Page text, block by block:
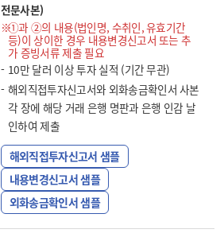
전문사본)
①과 ②의 내용(법인명, 수취인, 유효기간
등)이 상이한 경우 내용변경신고서 또는 추
가 증빙서류 제출 필요
10만 달러 이상 투자 실적 (기간 무관)
해외직접투자신고서와 외화송금확인서 사본
각 장에 해당 거래 은행 명판과 은행 인감 날
인하여 제출
해외직접투자신고서 샘플
내용변경신고서 샘플
외화송금확인서 샘플